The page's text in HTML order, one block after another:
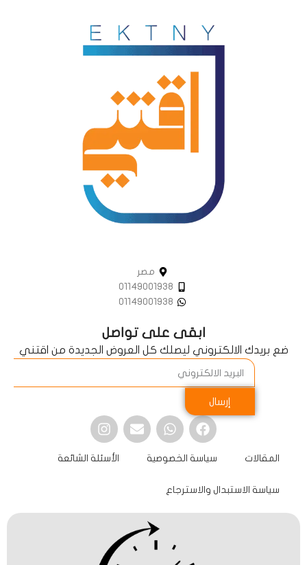
مصر
01149001938
01149001938
ابقى على تواصل
ضع بريدك الالكتروني ليصلك كل العروض الجديدة من اقتني
إرسال
المقالات سياسة الخصوصية الأسئلة الشائعة
سياسة الاستبدال والاسترجاع